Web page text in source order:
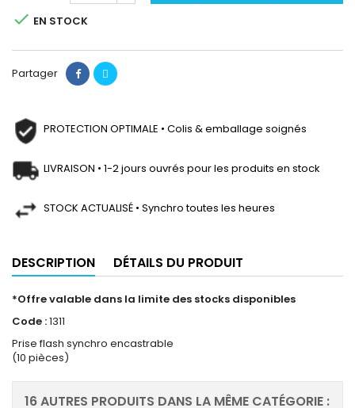
 EN STOCK
Partager
PROTECTION OPTIMALE • Colis & emballage soignés
LIVRAISON • 1-2 jours ouvrés pour les produits en stock
STOCK ACTUALISÉ • Synchro toutes les heures
DESCRIPTION DÉTAILS DU PRODUIT
*Offre valable dans la limite des stocks disponibles
Code :1311
Prise flash synchro encastrable
(10 pièces)
16 AUTRES PRODUITS DANS LA MÊME CATÉGORIE :